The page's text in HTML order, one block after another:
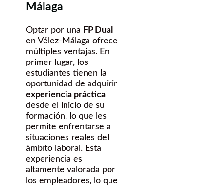
Málaga
Optar por una FP Dual
en Vélez-Málaga ofrece
múltiples ventajas. En
primer lugar, los
estudiantes tienen la
oportunidad de adquirir
experiencia práctica
desde el inicio de su
formación, lo que les
permite enfrentarse a
situaciones reales del
ámbito laboral. Esta
experiencia es
altamente valorada por
los empleadores, lo que